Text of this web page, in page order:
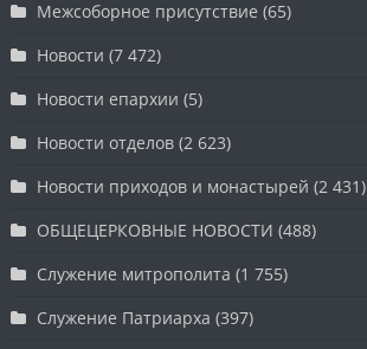
Межсоборное присутствие (65)
Новости (7 472)
Новости епархии (5)
Новости отделов (2 623)
Новости приходов и монастырей (2 431)
ОБЩЕЦЕРКОВНЫЕ НОВОСТИ (488)
Служение митрополита (1 755)
Служение Патриарха (397)